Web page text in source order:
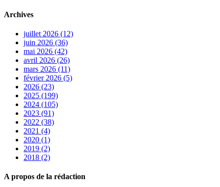
Archives
juillet 2026 (12)
juin 2026 (36)
mai 2026 (42)
avril 2026 (26)
mars 2026 (11)
février 2026 (5)
2026 (23)
2025 (199)
2024 (105)
2023 (91)
2022 (38)
2021 (4)
2020 (1)
2019 (2)
2018 (2)
A propos de la rédaction